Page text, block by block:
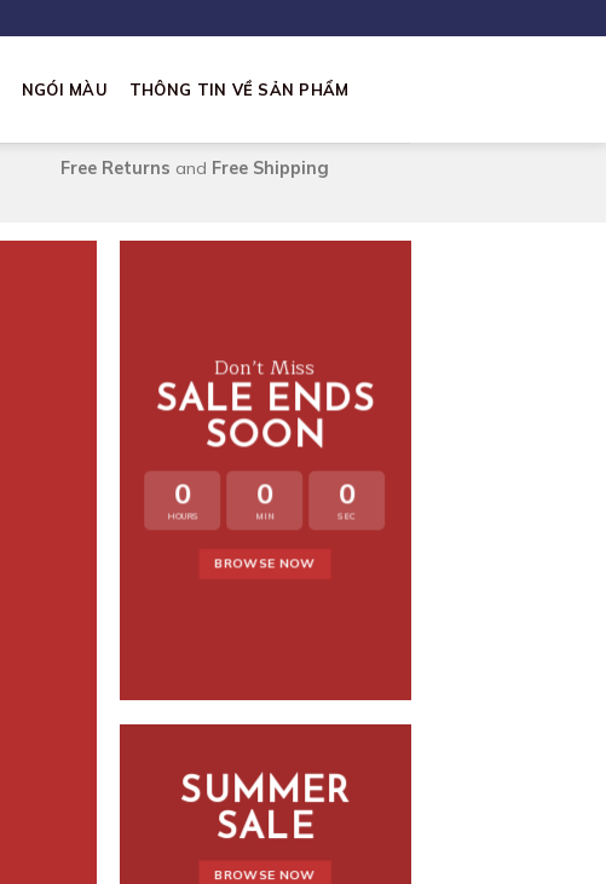
NGÓI MÀU THÔNG TIN VỀ SẢN PHẨM
Free Returns and Free Shipping
Don’t Miss
SALE ENDS
SOON
0
HOURS
0
MIN
0
SEC
BROWSE NOW
SUMMER
SALE
BROWSE NOW